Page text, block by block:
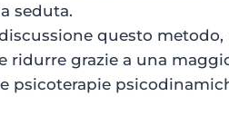
seduta.
questo
ridurre grazie a una
psicoterapie